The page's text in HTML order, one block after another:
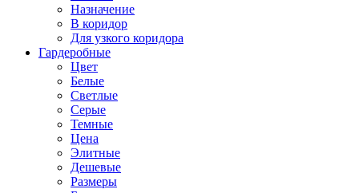
Назначение
В коридор
Для узкого коридора
Гардеробные
Цвет
Белые
Светлые
Серые
Темные
Цена
Элитные
Дешевые
Размеры